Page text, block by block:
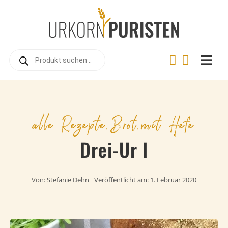
search
alle Rezepte Brot,mit Hefe
Drei-Ur I
Von:Stefanie Dehn Veröffentlicht am: 1. Februar 2020